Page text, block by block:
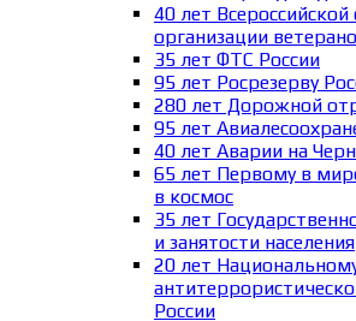
40 лет
организации
35 лет ФТС России
95 лет Росрезерву
280 лет Дорожной
95 лет
40 лет Аварии на
65 лет Первому в
в космос
35 лет
и занятости населения
20 лет
России